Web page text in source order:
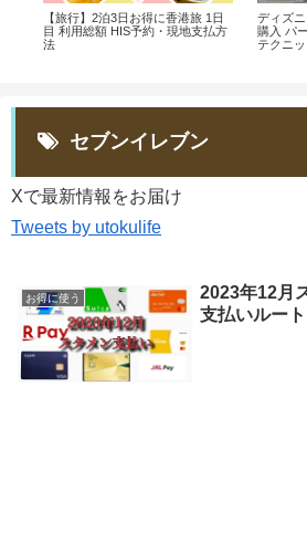
【旅行】2泊3日お得に香港旅 1日
目 利用総額 HIS予約・現地支払方
法
ディズ
購入 パ
テクニ
セブンイレブン
Xで最新情報をお届け
Tweets by utokulife
お得に使う
2023年12月
支払いルー